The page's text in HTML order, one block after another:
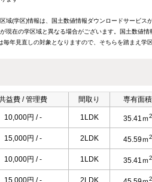
域(学区)情報は、国土数値情報ダウンロードサービ
現在の学区域と異なる場合がございます。国土数値
年見直しの対象となりますので、そちらを踏まえ学
益費 / 管理費 間取り 専有面積
10,000円 / - 1LDK 35.41ｍ2
15,000円 / - 2LDK 45.59ｍ2
10,000円 / - 1LDK 35.41ｍ2
15,000円 / - 2LDK 2